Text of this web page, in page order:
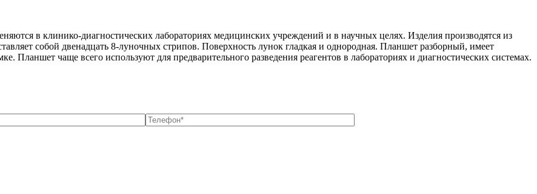
в клинико-диагностических лабораториях медицинских учреждений и в научных целях. Изделия производятся из
собой двенадцать 8-луночных стрипов. Поверхность лунок гладкая и однородная. Планшет разборный, имеет
Планшет чаще всего используют для предварительного разведения реагентов в лабораториях и диагностических системах.